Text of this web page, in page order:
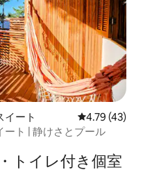
イート レビュー43
4.79 (43)
ト | 静けさとプール
トイレ付き個室